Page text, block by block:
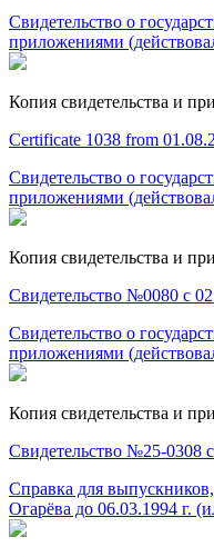
Свидетельство о
приложениями
Копия свидетельства и
Certificate 1038 from
Свидетельство о
приложениями
Копия свидетельства и
Свидетельство №0080 с
Свидетельство о
приложениями
Копия свидетельства и
Свидетельство №25-0308
Справка для
Огарёва до 06.03.1994 г.